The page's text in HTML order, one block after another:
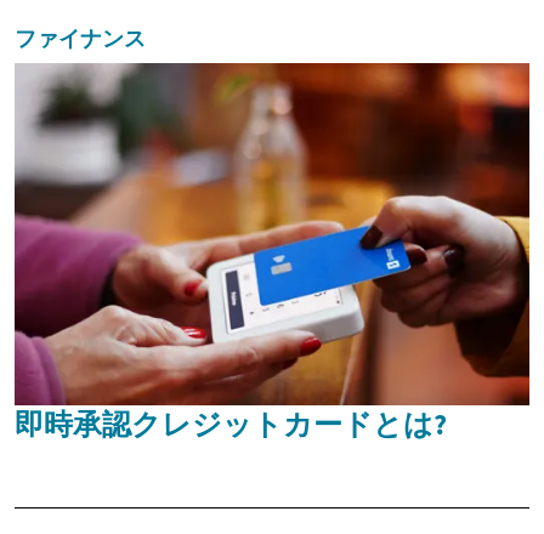
ファイナンス
即時承認クレジットカードとは?